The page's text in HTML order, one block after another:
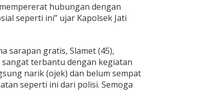
hubungan dengan
seperti ini” ujar Kapolsek Jati
sarapan gratis, Slamet (45),
terbantu dengan kegiatan
narik (ojek) dan belum sempat
seperti ini dari polisi. Semoga